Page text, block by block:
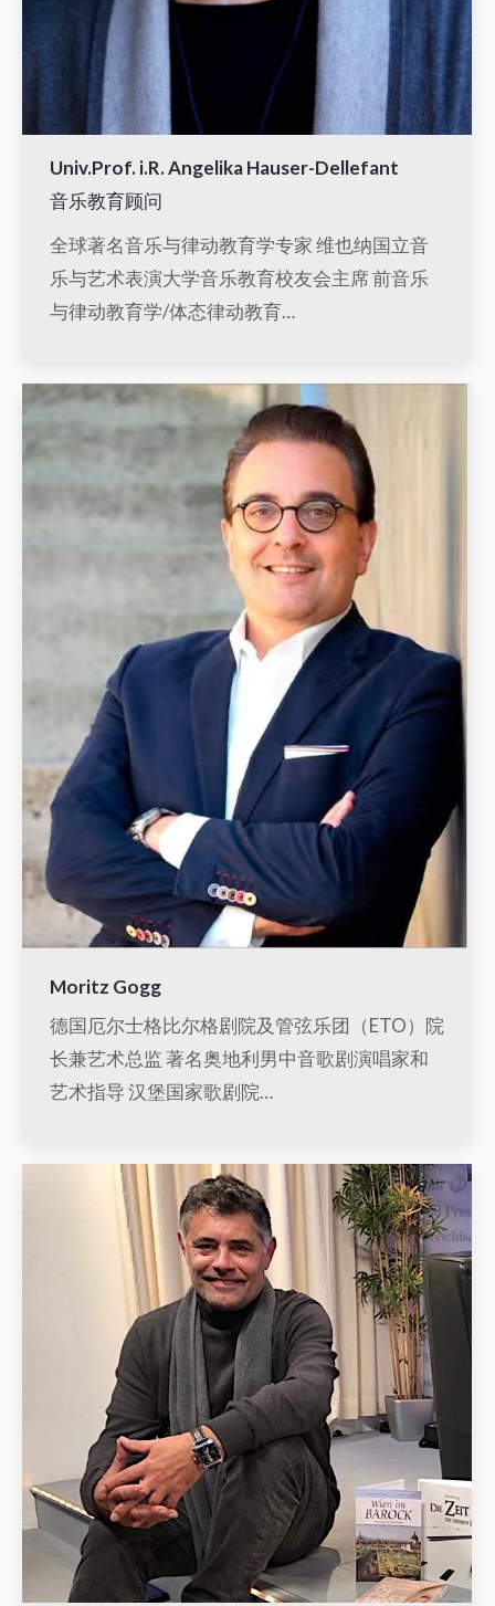
Univ.Prof. i.R. Angelika Hauser-Dellefant
音乐教育顾问
全球著名音乐与律动教育学专家 维也纳国立音
乐与艺术表演大学音乐教育校友会主席 前音乐
与律动教育学/体态律动教育…
Moritz Gogg
德国厄尔士格比尔格剧院及管弦乐团（ETO）院
长兼艺术总监 著名奥地利男中音歌剧演唱家和
艺术指导 汉堡国家歌剧院…